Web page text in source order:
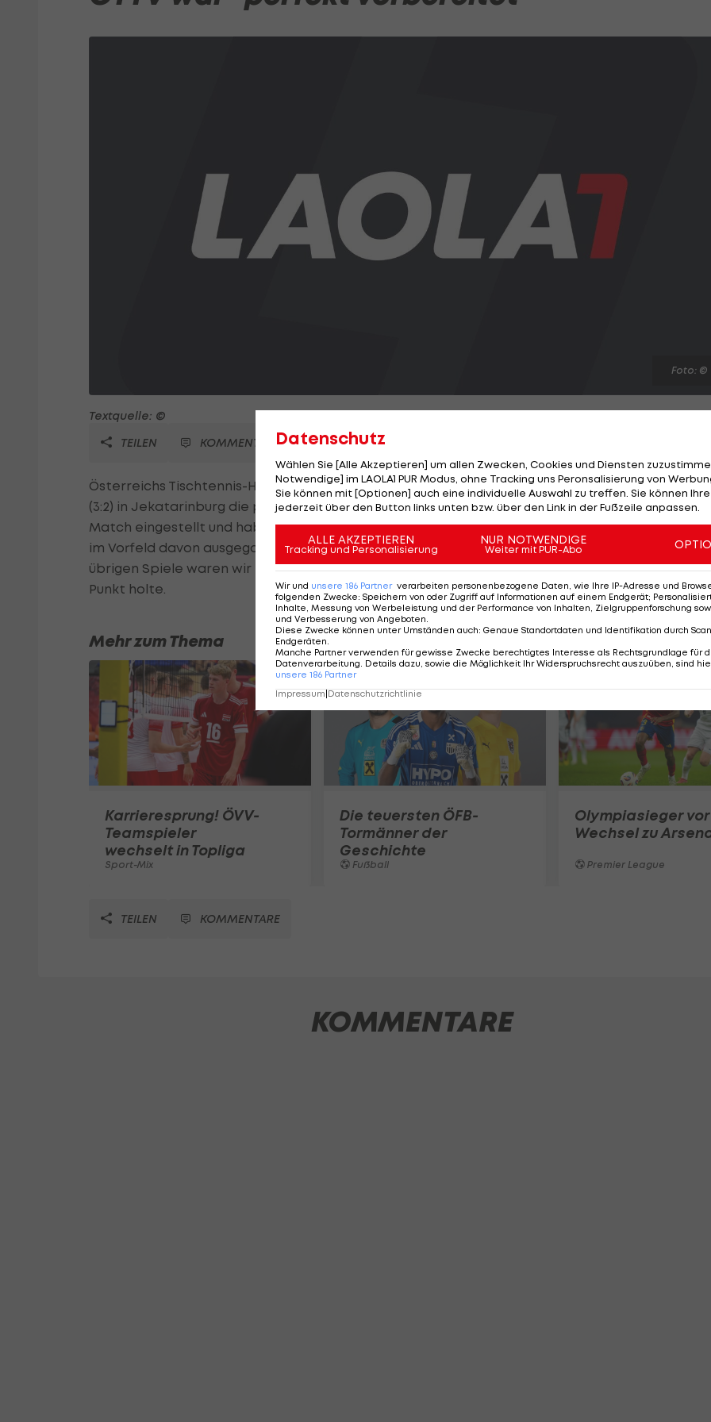
Foto: ©
Textquelle: ©
TEILEN
KOMMENTARE
Österreichs Tischtennis-Herren streichen nach dem historischen EM-Finalsieg über
(3:2) in Jekatarinburg die psychologische Komponente hervor: "Wir waren mental auf ein langes
Match eingestellt und haben bis zum letzten Ball gekämpft", analysiert Robert Gardos. "Wir sind
im Vorfeld davon ausgegangen, dass Ovtcharov vermutlich zwei Punkte holen wird. Auf die
übrigen Spiele waren wir perfekt vorbereitet", meint Stefan Fegerl, der den entscheidenden
Punkt holte.
Mehr zum Thema
Karrieresprung! ÖVV-
Teamspieler
wechselt in Topliga
Sport-Mix
Die teuersten ÖFB-
Tormänner der
Geschichte
Fußball
Olympiasieger vor
Wechsel zu
Premier League
TEILEN KOMMENTARE
KOMMENTARE
Datenschutz
Wählen Sie [Alle Akzeptieren] um allen Zwecken, Cookies und Diensten
Notwendige] im LAOLA1 PUR Modus, ohne Tracking uns Peronsalisierung von
Sie können mit [Optionen] auch eine individuelle Auswahl zu treffen. Sie können
jederzeit über den Button links unten bzw. über den Link in der Fußzeile anpassen.
ALLE AKZEPTIEREN
Tracking und Personalisierung
NUR NOTWENDIGE
Weiter mit PUR-Abo
Wir und unsere 186 Partner verarbeiten personenbezogene Daten, wie Ihre IP-Adresse und
folgenden Zwecke: Speichern von oder Zugriff auf Informationen auf einem Endgerät;
Inhalte, Messung von Werbeleistung und der Performance von Inhalten, Zielgruppenforschung
und Verbesserung von Angeboten
Diese Zwecke können unter Umständen auch: Genaue Standortdaten und Identifikation durch
Endgeräten
Manche Partner verwenden für gewisse Zwecke berechtigtes Interesse als Rechtsgrundlage für
Datenverarbeitung. Details dazu, sowie die Möglichkeit Ihr Widerspruchsrecht auszuüben, sind
unsere 186 Partner
Impressum|Datenschutzrichtlinie